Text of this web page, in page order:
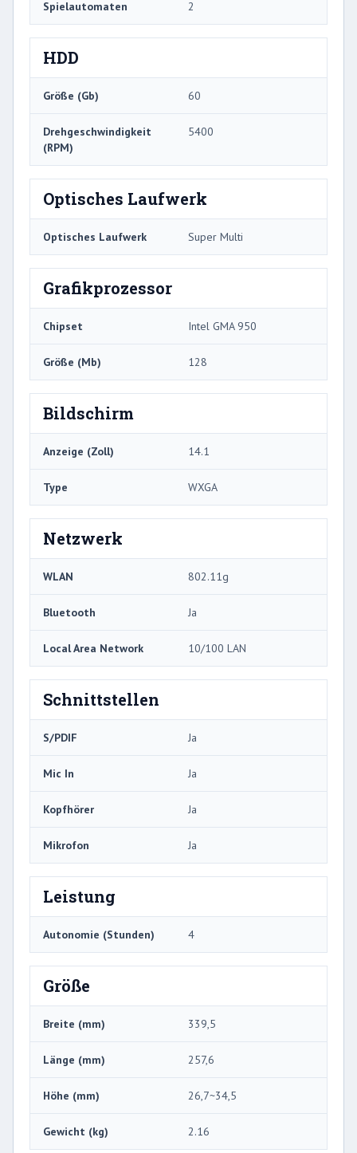
Spielautomaten 2
HDD
Größe (Gb) 60
Drehgeschwindigkeit
(RPM)
5400
Optisches Laufwerk
Optisches Laufwerk Super Multi
Grafikprozessor
Chipset Intel GMA 950
Größe (Mb) 128
Bildschirm
Anzeige (Zoll) 14.1
Type WXGA
Netzwerk
WLAN 802.11g
Bluetooth Ja
Local Area Network 10/100 LAN
Schnittstellen
S/PDIF Ja
Mic In Ja
Kopfhörer Ja
Mikrofon Ja
Leistung
Autonomie (Stunden) 4
Größe
Breite (mm) 339,5
Länge (mm) 257,6
Höhe (mm) 26,7~34,5
Gewicht (kg) 2.16